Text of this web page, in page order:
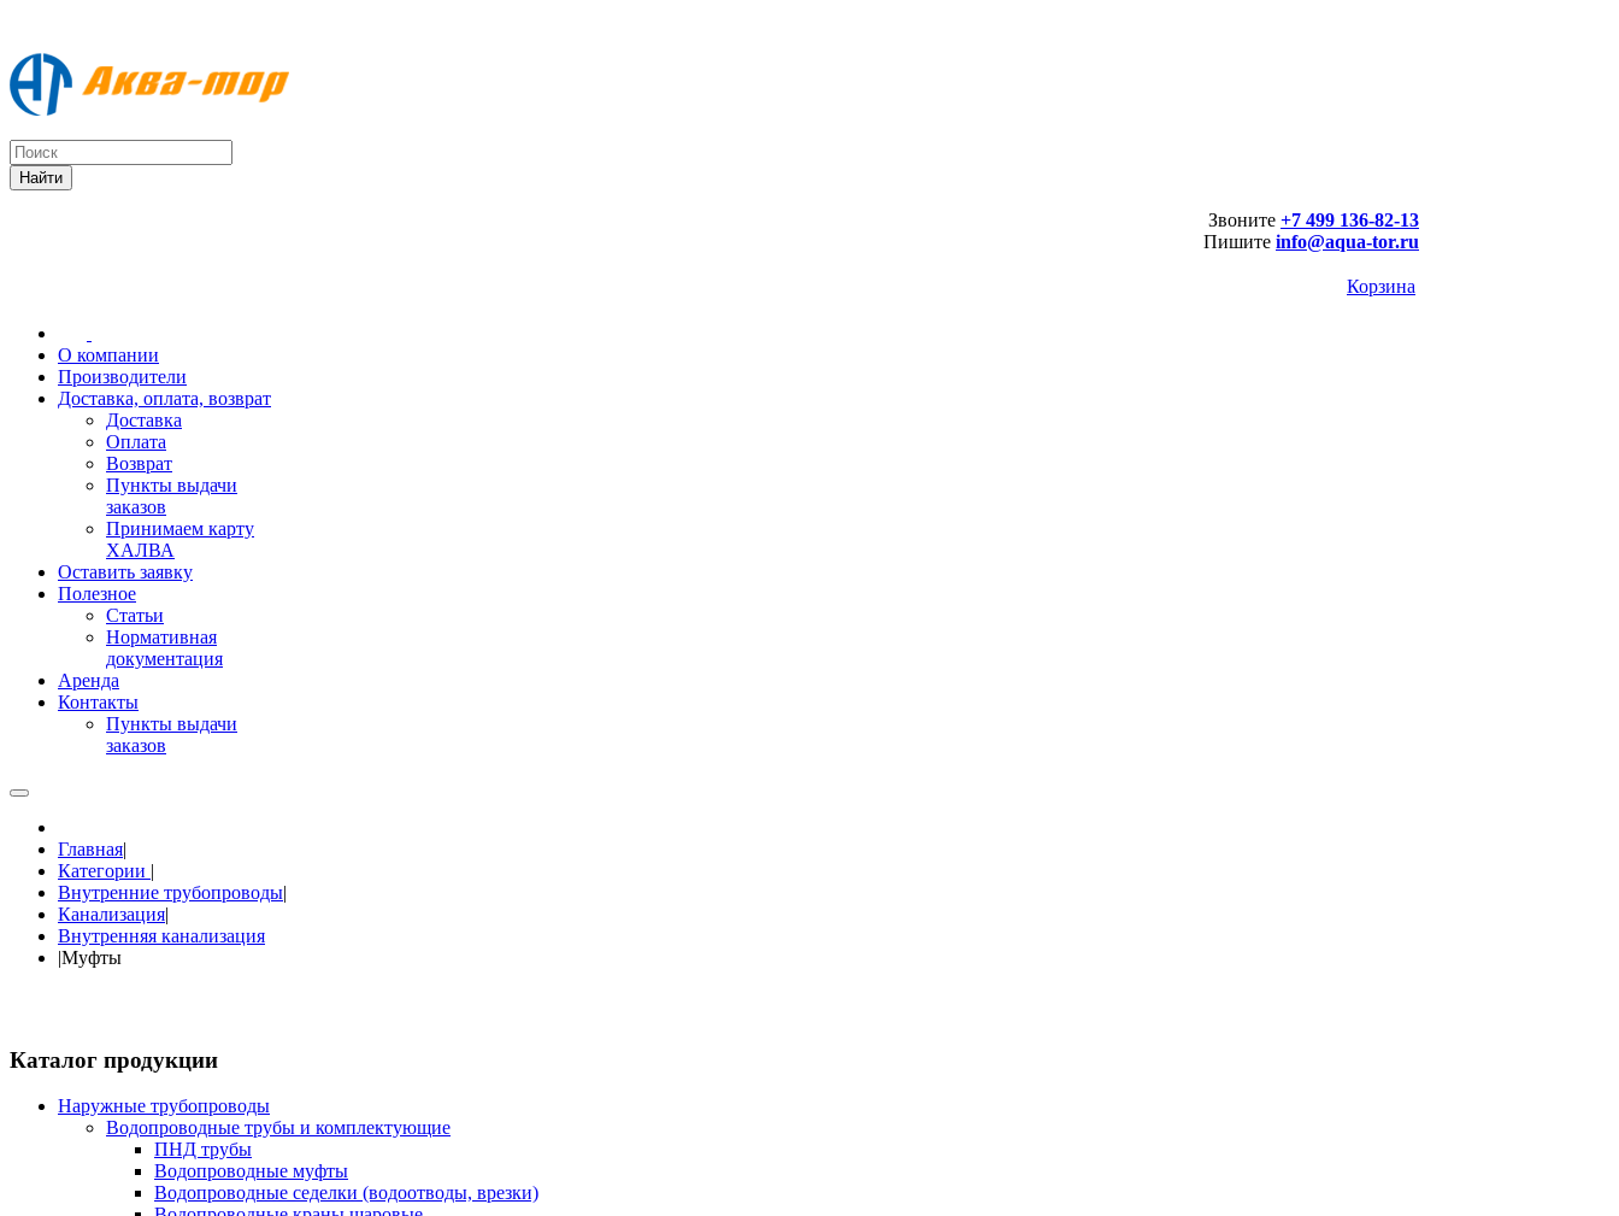
Звоните +7 499 136-82-13
Пишите info@aqua-tor.ru
Корзина
О компании
Производители
Доставка, оплата, возврат
Доставка
Оплата
Возврат
Пункты выдачи
заказов
Принимаем карту
ХАЛВА
Оставить заявку
Полезное
Статьи
Нормативная
документация
Аренда
Контакты
Пункты выдачи
заказов
Главная|
Категории |
Внутренние трубопроводы|
Канализация|
Внутренняя канализация
|Муфты
Каталог продукции
Наружные трубопроводы
Водопроводные трубы и комплектующие
ПНД трубы
Водопроводные муфты
Водопроводные седелки (водоотводы, врезки)